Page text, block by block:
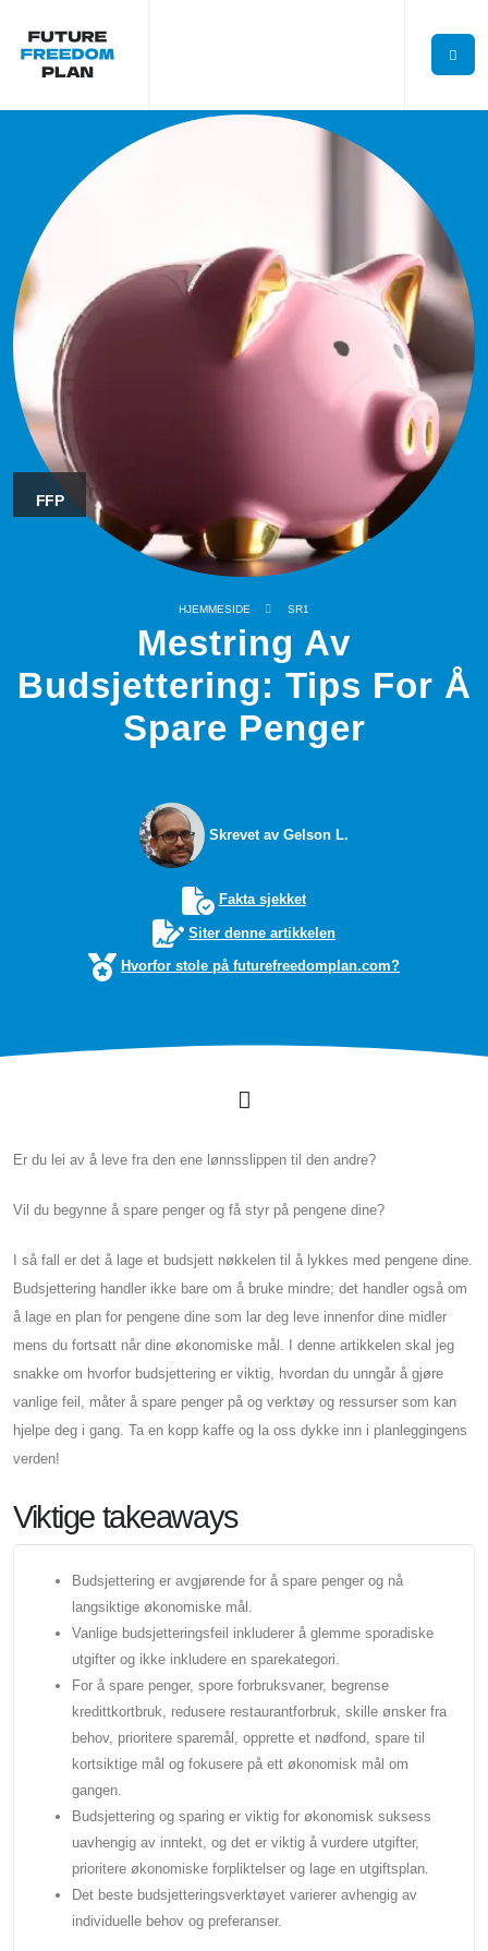
FFP
HJEMMESIDE SR1
Mestring Av
Budsjettering: Tips For Å
Spare Penger
Skrevet av Gelson L.
Fakta sjekket
Siter denne artikkelen
Hvorfor stole på futurefreedomplan.com?
Er du lei av å leve fra den ene lønnsslippen til den andre?
Vil du begynne å spare penger og få styr på pengene dine?
I så fall er det å lage et budsjett nøkkelen til å lykkes med pengene dine.
Budsjettering handler ikke bare om å bruke mindre; det handler også om
å lage en plan for pengene dine som lar deg leve innenfor dine midler
mens du fortsatt når dine økonomiske mål. I denne artikkelen skal jeg
snakke om hvorfor budsjettering er viktig, hvordan du unngår å gjøre
vanlige feil, måter å spare penger på og verktøy og ressurser som kan
hjelpe deg i gang. Ta en kopp kaffe og la oss dykke inn i planleggingens
verden!
Viktige takeaways
Budsjettering er avgjørende for å spare penger og nå
langsiktige økonomiske mål.
Vanlige budsjetteringsfeil inkluderer å glemme sporadiske
utgifter og ikke inkludere en sparekategori.
For å spare penger, spore forbruksvaner, begrense
kredittkortbruk, redusere restaurantforbruk, skille ønsker fra
behov, prioritere sparemål, opprette et nødfond, spare til
kortsiktige mål og fokusere på ett økonomisk mål om
gangen.
Budsjettering og sparing er viktig for økonomisk suksess
uavhengig av inntekt, og det er viktig å vurdere utgifter,
prioritere økonomiske forpliktelser og lage en utgiftsplan.
Det beste budsjetteringsverktøyet varierer avhengig av
individuelle behov og preferanser.